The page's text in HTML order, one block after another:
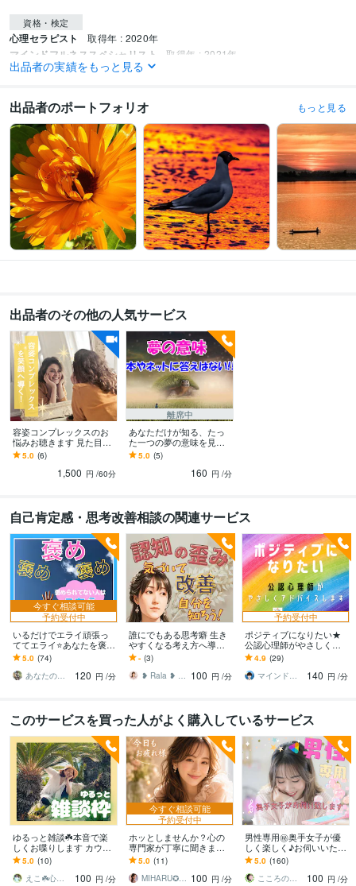
資格・検定
心理セラピスト 取得年 : 2020年
マインドフルネススペシャリスト 取得年 : 2021年
悩み相談・カウンセリング
読み解きます
身体の悩み 悩み相談 カウンセリング 夢の意味 見た目 トラウマ
出品者の実績をもっと見る
出品者のポートフォリオ もっと見る
出品者のその他の人気サービス
容姿コンプレックスのお
悩みお聴きます 見た目に
自信がなく、積極的にな
れない貴女へ
5.0 (6)
1,500 円 /60分
離席中
あなただけが知る、たっ
た一つの夢の意味を見つ
けます 占いの本やネット
情報に答えはない！【夢
はあなた自身】だから❀
5.0 (5)
160 円 /分
自己肯定感・思考改善相談の関連サービス
今すぐ相談可能
予約受付中
いるだけでエライ頑張っ
ててエライ⭐あなたを褒め
ます 時には絶対的に褒め
られよう♡褒め褒めセル
フコンパッション+1
5.0 (74)
あなたのサポーター⭐えみ
120 円 /分
誰にでもある思考癖 生き
やすくなる考え方へ導き
ます ぐるぐる べきねば 白
黒思考などのつらさ整理
してみませんか？
- (3)
❥ Rala ❥ 心理カウンセラー 100 円 /分
予約受付中
ポジティブになりたい★
公認心理師がやさしく話
します ネガティブなあな
たの心をいやして前向き
になる方法を教えます
4.9 (29)
マインドレジリエンス
140 円 /分
このサービスを買った人がよく購入しているサービス
ゆるっと雑談☘️本音で楽
しくお喋りします カウン
セラーだけど人間です☘️
優しい声／気分転換／隙
間時間♡
5.0 (10)
えこ☘️心に寄りそう保健室
100 円 /分
今すぐ相談可能
予約受付中
ホッとしませんか？心の
専門家が丁寧に聞きます
優しい人ほど抱え込む気
持ちを、安心して話せま
す
5.0 (11)
MIHARU✪深層心理サイキック鑑定師 100 円 /分
男性専用㊙奥手女子が優
しく楽しく♪お伺いいたし
ます 和み※眠れない＊おっ
とり＊内緒話＊レス＊癒
し＊性のお悩み＊
5.0 (160)
こころのよろず屋・和らぎの陽”すず”
100 円 /分